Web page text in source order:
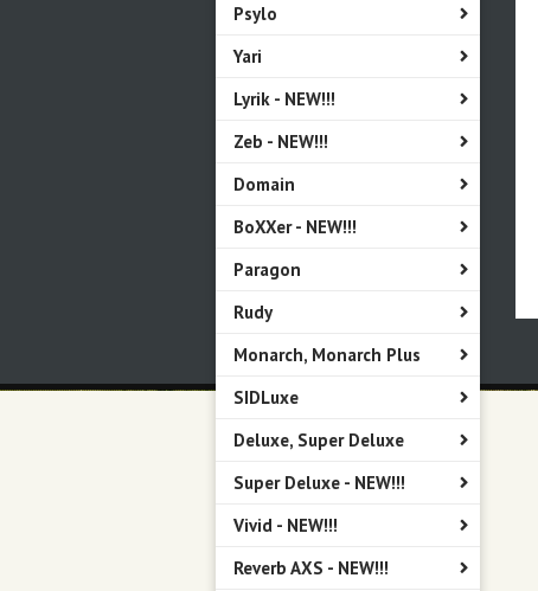
Psylo
Yari
Lyrik - NEW!!!
Zeb - NEW!!!
Domain
BoXXer - NEW!!!
Paragon
Rudy
Monarch, Monarch Plus
SIDLuxe
Deluxe, Super Deluxe
Super Deluxe - NEW!!!
Vivid - NEW!!!
Reverb AXS - NEW!!!